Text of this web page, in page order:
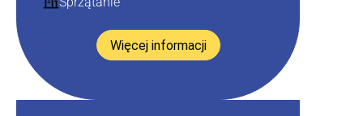
Więcej informacji